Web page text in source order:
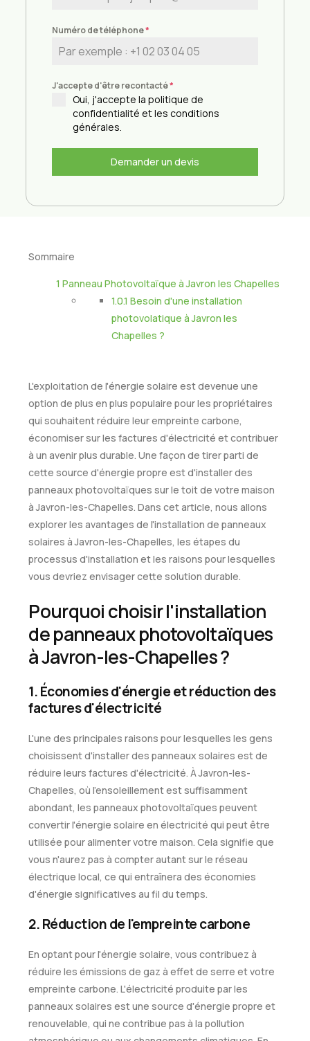
Numéro de téléphone*
J'accepte d'être recontacté*
Oui, j'accepte la politique de
confidentialité et les conditions
générales.
Demander un devis
Sommaire
1 Panneau Photovoltaïque à Javron les Chapelles
1.0.1 Besoin d'une installation
photovolatique à Javron les
Chapelles ?
L'exploitation de l'énergie solaire est devenue une
option de plus en plus populaire pour les propriétaires
qui souhaitent réduire leur empreinte carbone,
économiser sur les factures d'électricité et contribuer
à un avenir plus durable. Une façon de tirer parti de
cette source d'énergie propre est d'installer des
panneaux photovoltaïques sur le toit de votre maison
à Javron-les-Chapelles. Dans cet article, nous allons
explorer les avantages de l'installation de panneaux
solaires à Javron-les-Chapelles, les étapes du
processus d'installation et les raisons pour lesquelles
vous devriez envisager cette solution durable.
Pourquoi choisir l'installation
de panneaux photovoltaïques
à Javron-les-Chapelles ?
1. Économies d'énergie et réduction des
factures d'électricité
L'une des principales raisons pour lesquelles les gens
choisissent d'installer des panneaux solaires est de
réduire leurs factures d'électricité. À Javron-les-
Chapelles, où l'ensoleillement est suffisamment
abondant, les panneaux photovoltaïques peuvent
convertir l'énergie solaire en électricité qui peut être
utilisée pour alimenter votre maison. Cela signifie que
vous n'aurez pas à compter autant sur le réseau
électrique local, ce qui entraînera des économies
d'énergie significatives au fil du temps.
2. Réduction de l'empreinte carbone
En optant pour l'énergie solaire, vous contribuez à
réduire les émissions de gaz à effet de serre et votre
empreinte carbone. L'électricité produite par les
panneaux solaires est une source d'énergie propre et
renouvelable, qui ne contribue pas à la pollution